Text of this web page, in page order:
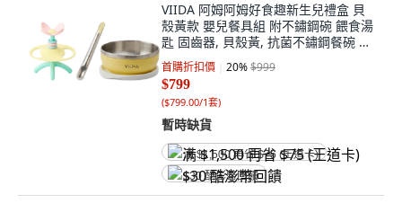
VIIDA 阿姆阿姆好食趣新生兒禮盒 貝
殼黃款 嬰兒餐具組 附不鏽鋼碗 餵食湯
匙 固齒器, 貝殼黃, 抗菌不鏽鋼餐碗 +
餵食湯匙 + 魔法森林固齒器, 1盒
首購折扣價 20%$999
$799
($799.00/1套)
暫時缺貨
满 $1,500 再省 $75 (王道卡)
$30 酷澎幣回饋